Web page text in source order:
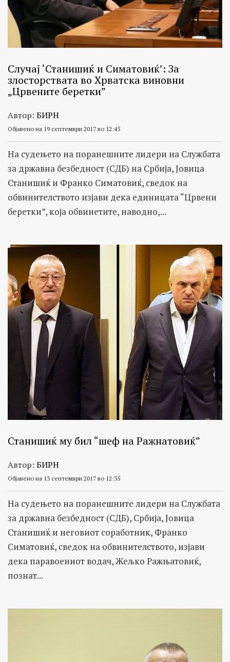
Случај ‘Станишиќ и Симатовиќ’: За
злосторствата во Хрватска виновни
„Црвените беретки”
Автор: БИРН
Објавено на 19 септември 2017 во 12:45
На судењето на поранешните лидери на Службата
за државна безбедност (СДБ) на Србија, Јовица
Станишиќ и Франко Симатовиќ, сведок на
обвинителството изјави дека единицата “Црвени
беретки”, која обвинетите, наводно,...
Станишиќ му бил “шеф на Ражнатовиќ”
Автор: БИРН
Објавено на 13 септември 2017 во 12:35
На судењето на поранешните лидери на Службата
за државна безбедност (СДБ), Србија, Јовица
Станишиќ и неговиот соработник, Франко
Симатовиќ, сведок на обвинителството, изјави
дека паравоениот водач, Жељко Ражњатовиќ,
познат...